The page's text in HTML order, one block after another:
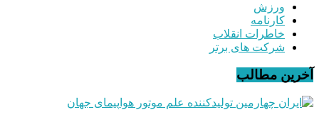
ورزش
کارنامه
خاطرات انقلاب
شرکت های برتر
آخرین مطالب